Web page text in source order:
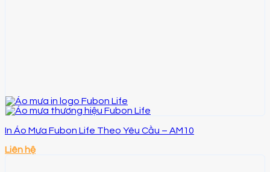
In Áo Mưa Fubon Life Theo Yêu Cầu – AM10
Liên hệ